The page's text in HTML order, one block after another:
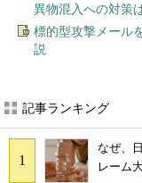
異物混入への対策
標的型攻撃メール
説
記事ランキング
なぜ、
レーム